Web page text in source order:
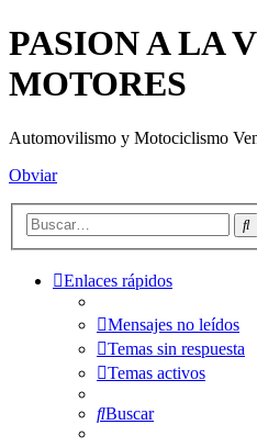
PASION A LA
MOTORES
Automovilismo y Motociclismo
Obviar
Enlaces rápidos
Mensajes no leídos
Temas sin respuesta
Temas activos
Buscar